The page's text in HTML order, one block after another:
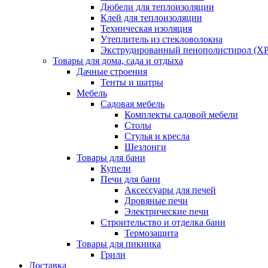
Дюбели для теплоизоляции
Клей для теплоизоляции
Техническая изоляция
Утеплитель из стекловолокна
Экструдированный пенополистирол
Товары для дома, сада и отдыха
Дачные строения
Тенты и шатры
Мебель
Садовая мебель
Комплекты садовой мебели
Столы
Стулья и кресла
Шезлонги
Товары для бани
Купели
Печи для бани
Аксессуары для печей
Дровяные печи
Электрические печи
Строительство и отделка бани
Термозащита
Товары для пикника
Грили
Доставка